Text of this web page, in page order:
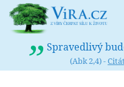
Spravedlivý
(Abk 2,4) -